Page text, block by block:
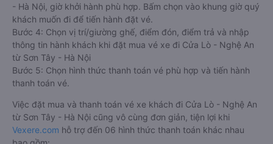
- Hà Nội, giờ khởi hành phù hợp. Bấm chọn vào khung giờ quý
khách muốn đi để tiến hành đặt vé.
Bước 4: Chọn vị trí/giường ghế, điểm đón, điểm trả và nhập
thông tin hành khách khi đặt mua vé xe đi Cửa Lò - Nghệ An
từ Sơn Tây - Hà Nội
Bước 5: Chọn hình thức thanh toán vé phù hợp và tiến hành
thanh toán vé.
Việc đặt mua và thanh toán vé xe khách đi Cửa Lò - Nghệ An
từ Sơn Tây - Hà Nội cũng vô cùng đơn giản, tiện lợi khi
Vexere.com hỗ trợ đến 06 hình thức thanh toán khác nhau